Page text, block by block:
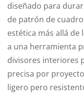
diseñado para
de patrón de
estética más allá
a una herramienta
divisores interiores
precisa por
ligero pero